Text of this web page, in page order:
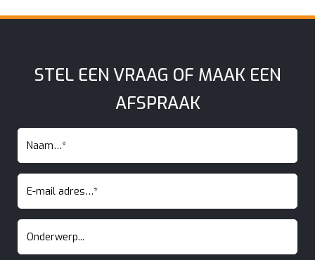
STEL EEN VRAAG OF MAAK EEN
AFSPRAAK